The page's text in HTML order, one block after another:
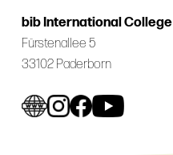
bib International College
Fürstenallee 5
33102 Paderborn